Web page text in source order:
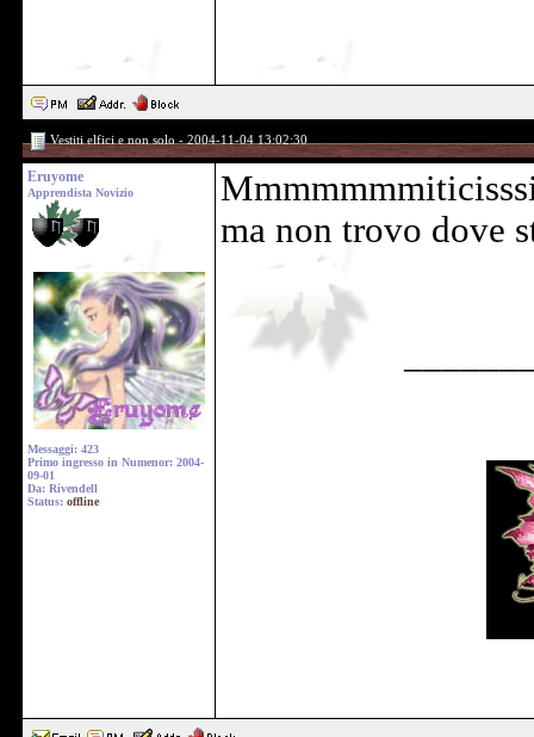
Vestiti elfici e non solo - 2004-11-04 13:02:30
Eruyome
Apprendista Novizio
Messaggi: 423
Primo ingresso in Numenor: 2004-
09-01
Da: Rivendell
Status: offline
ma non trovo dove